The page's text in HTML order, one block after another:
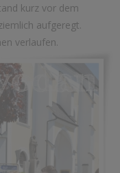
kurz vor dem
aufgeregt.
verlaufen.